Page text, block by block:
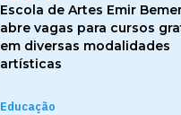
Escola de Artes Emir
abre vagas para cursos
em diversas modalidades
artísticas
Educação